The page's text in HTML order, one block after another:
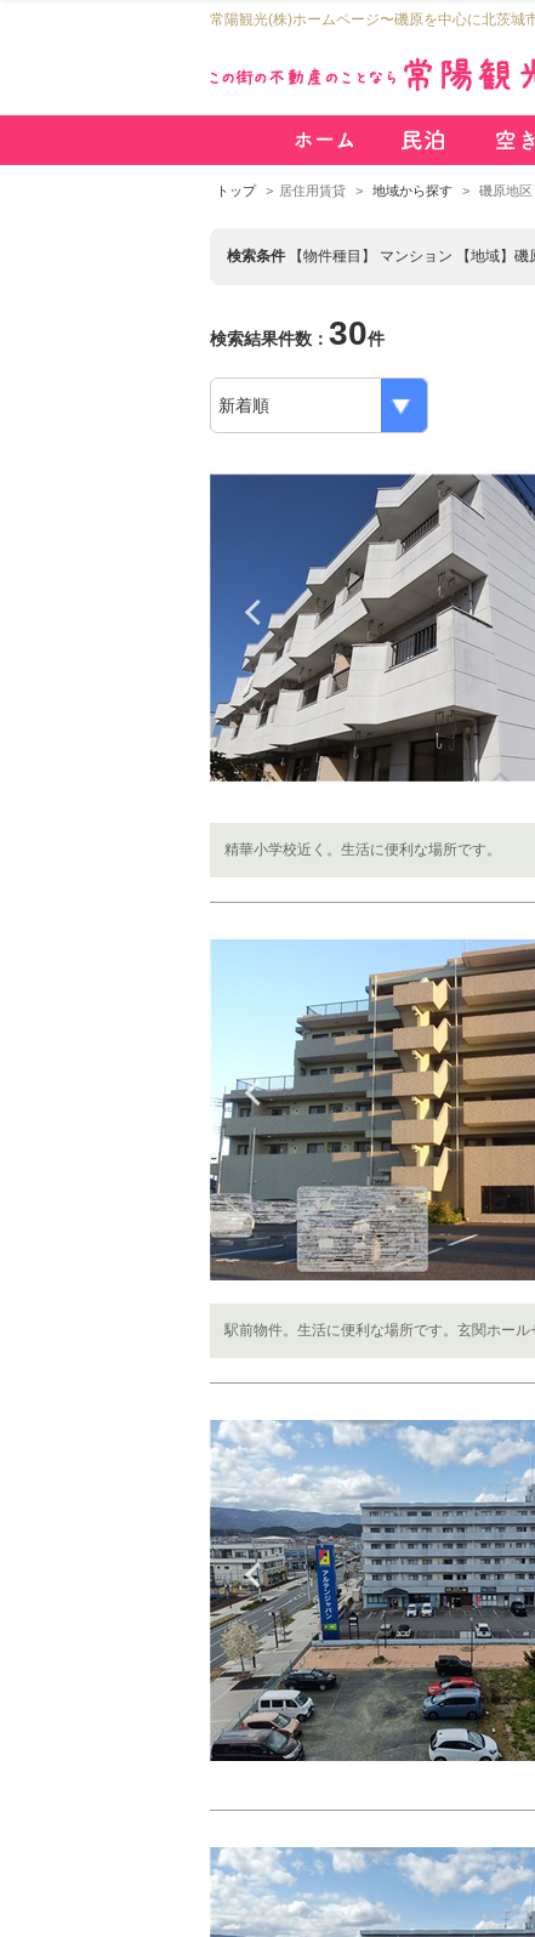
常陽観光(株)ホームページ〜磯原を中心に北茨城
トップ 居住用賃貸 地域から探す 磯原地
検索条件 【物件種目】 マンション 【地域】磯
検索結果件数： 30件
Previous
精華小学校近く。生活に便利な場所です。
Previous
駅前物件。生活に便利な場所です。玄関ホー
Previous